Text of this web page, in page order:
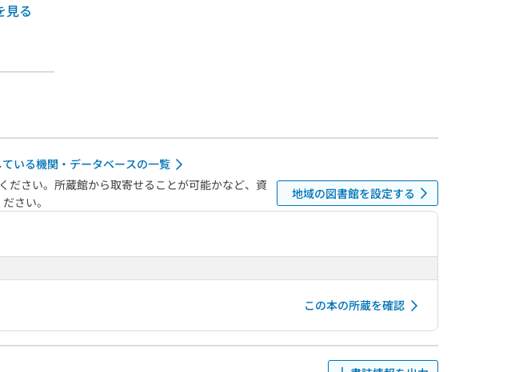
見る
いる機関・データベースの一覧
ださい。所蔵館から取寄せることが可能かなど、資
さい。
地域の図書館を設定する
この本の所蔵を確認